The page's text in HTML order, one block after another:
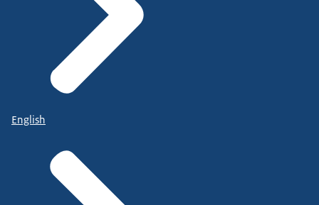
English